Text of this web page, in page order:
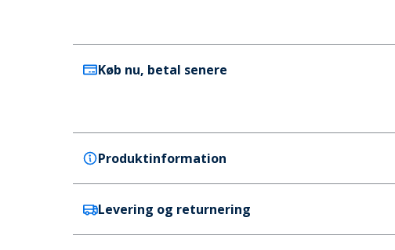
Køb nu, betal senere
Produktinformation
Superdry
Superdry Dame Rockstep Solbriller Sort
Levering og returnering